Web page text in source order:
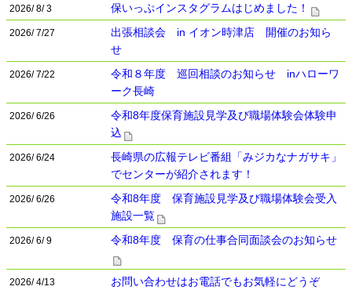
2026/ 8/ 3 保いっぷインスタグラムはじめました！
2026/ 7/27
出張相談会 in イオン時津店 開催のお知ら
せ
2026/ 7/22
令和８年度 巡回相談のお知らせ inハローワ
ーク長崎
2026/ 6/26
令和8年度保育施設見学及び職場体験会体験申
込
2026/ 6/24
長崎県の広報テレビ番組「みジカなナガサキ」
でセンターが紹介されます！
2026/ 6/26
令和8年度 保育施設見学及び職場体験会受入
施設一覧
2026/ 6/ 9 令和8年度 保育の仕事合同面談会のお知らせ
2026/ 4/13 お問い合わせはお電話でもお気軽にどうぞ